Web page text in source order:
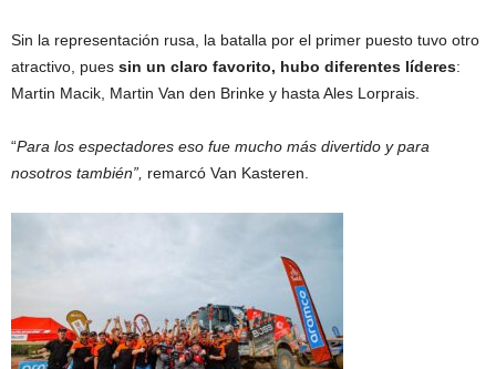
Sin la representación rusa, la batalla por el primer puesto tuvo otro
atractivo, pues sin un claro favorito, hubo diferentes líderes:
Martin Macik, Martin Van den Brinke y hasta Ales Lorprais.
“Para los espectadores eso fue mucho más divertido y para
nosotros también”, remarcó Van Kasteren.